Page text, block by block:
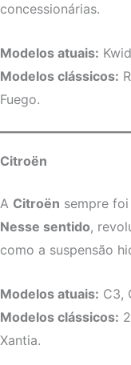
concessionárias.
Modelos atuais:
Modelos clássicos:
Fuego.
Citroën
A Citroën sempre
Nesse sentido,
como a suspensão
Modelos atuais: C3,
Modelos clássicos:
Xantia.